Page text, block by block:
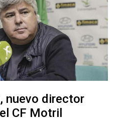
nuevo director
CF Motril